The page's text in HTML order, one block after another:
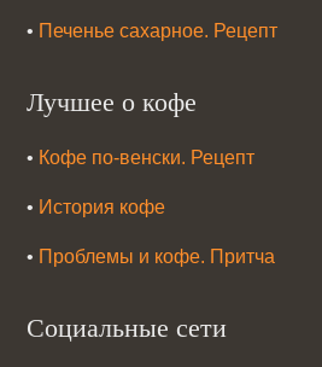
• Печенье сахарное. Рецепт
Лучшее о кофе
• Кофе по-венски. Рецепт
• История кофе
• Проблемы и кофе. Притча
Социальные сети